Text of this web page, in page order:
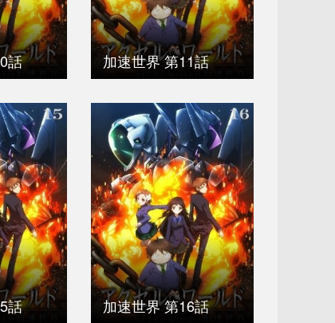
話 加速世界 第11話
話 加速世界 第16話